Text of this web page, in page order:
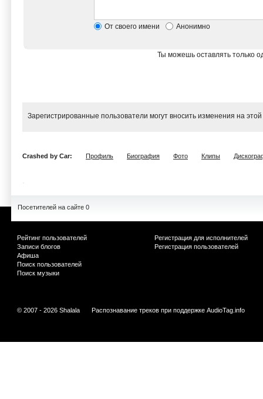
От своего имени Анонимно
Ты можешь оставлять только
Зарегистрированные пользователи могут вносить изменения на
Crashed by Car: Профиль Биография Фото Клипы
Посетителей на сайте 0
Рейтинг пользователей
Записи блогов
Афиша
Поиск пользователей
Поиск музыки
Регистрация для исполнителей
Регистрация пользователей
© 2007 - 2026 Shalala Распознавание треков при поддержке AudioTag.info